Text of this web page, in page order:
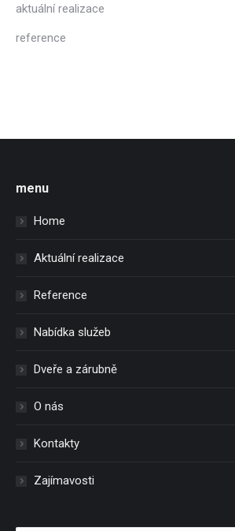
aktuální realizace
reference
menu
Home
Aktuální realizace
Reference
Nabídka služeb
Dveře a zárubně
O nás
Kontakty
Zajímavosti